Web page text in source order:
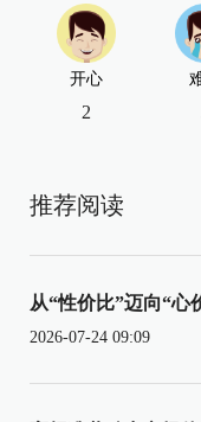
开心
2
推荐阅读
从“性价比”迈向“心
2026-07-24 09:09